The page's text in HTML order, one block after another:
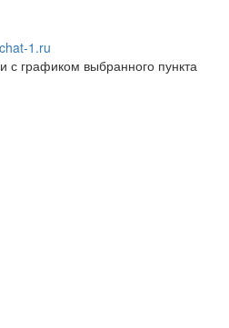
1.ru
с графиком выбранного пункта